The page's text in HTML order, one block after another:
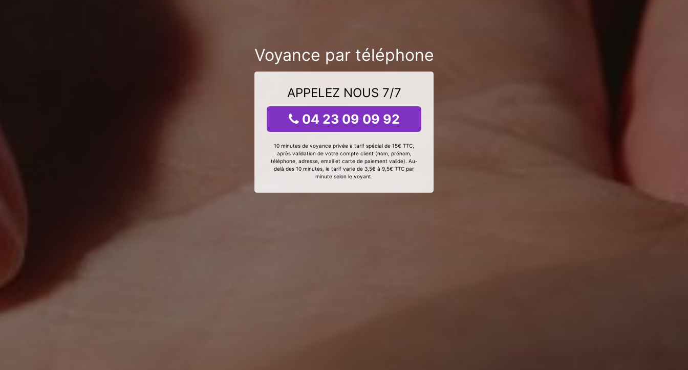
Voyance par téléphone
APPELEZ NOUS 7/7
04 23 09 09 92
10 minutes de voyance privée à tarif spécial de 15€ TTC,
après validation de votre compte client (nom, prénom,
téléphone, adresse, email et carte de paiement valide). Au-
delà des 10 minutes, le tarif varie de 3,5€ à 9,5€ TTC par
minute selon le voyant.